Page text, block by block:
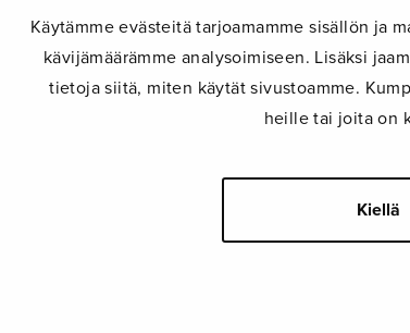
Käytämme evästeitä tarjoamamme sisällön ja
kävijämäärämme analysoimiseen. Lisäksi
tietoja siitä, miten käytät sivustoamme.
heille tai joita on
Kiellä
MUUT